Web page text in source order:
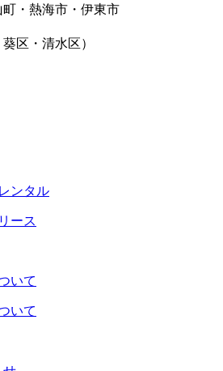
・熱海市・伊東市
区・清水区）
ンタル
ース
いて
いて